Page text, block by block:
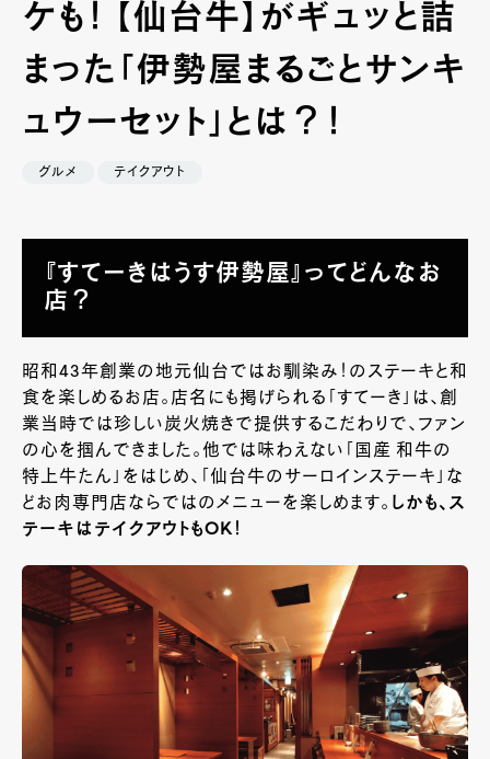
ケも！ 【仙台牛】がギュッと詰
まった「伊勢屋まるごとサンキ
ュウーセット」とは？！
グルメ テイクアウト
『すてーきはうす伊勢屋』ってどんなお
店？
昭和43年創業の地元仙台ではお馴染み！のステーキと和
食を楽しめるお店。店名にも掲げられる「すてーき」は、創
業当時では珍しい炭火焼きで提供するこだわりで、ファン
の心を掴んできました。他では味わえない「国産 和牛の
特上牛たん」をはじめ、「仙台牛のサーロインステーキ」な
どお肉専門店ならではのメニューを楽しめます。 しかも、ス
テーキはテイクアウトもOK！